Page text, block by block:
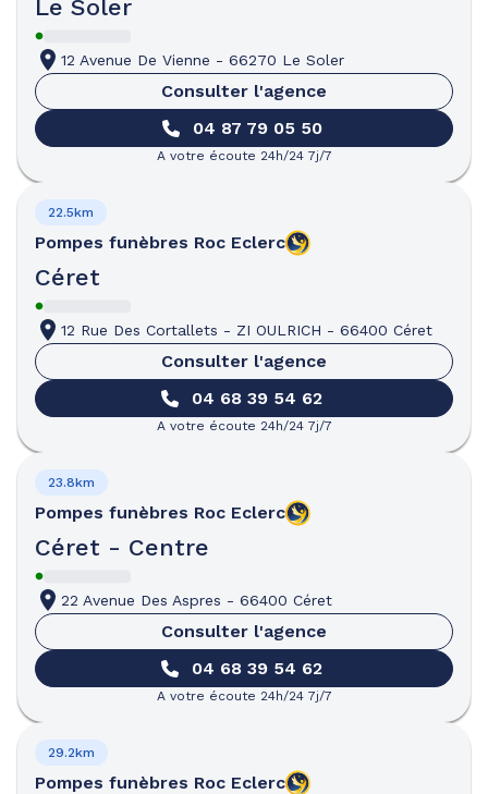
Le Soler
12 Avenue De Vienne - 66270 Le Soler
Consulter l'agence
04 87 79 05 50
A votre écoute 24h/24 7j/7
Pompes funèbres Roc Eclerc
Céret
22.5km
12 Rue Des Cortallets - ZI OULRICH - 66400 Céret
Consulter l'agence
04 68 39 54 62
A votre écoute 24h/24 7j/7
Pompes funèbres Roc Eclerc
Céret - Centre
23.8km
22 Avenue Des Aspres - 66400 Céret
Consulter l'agence
04 68 39 54 62
A votre écoute 24h/24 7j/7
Pompes funèbres Roc Eclerc
29.2km